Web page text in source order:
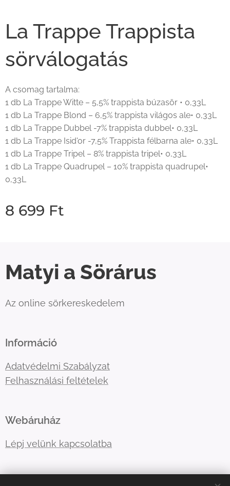
La Trappe Trappista
sörválogatás
A csomag tartalma:
1 db La Trappe Witte – 5,5% trappista búzasör • 0,33L
1 db La Trappe Blond – 6,5% trappista világos ale• 0,33L
1 db La Trappe Dubbel -7% trappista dubbel• 0,33L
1 db La Trappe Isid'or -7,5% Trappista félbarna ale• 0,33L
1 db La Trappe Tripel – 8% trappista tripel• 0,33L
1 db La Trappe Quadrupel – 10% trappista quadrupel•
0,33L
8 699 Ft
Matyi a Sörárus
Az online sörkereskedelem
Információ
Adatvédelmi Szabályzat
Felhasználási feltételek
Webáruház
Lépj velünk kapcsolatba
primatormagyarorszag@gmail.com